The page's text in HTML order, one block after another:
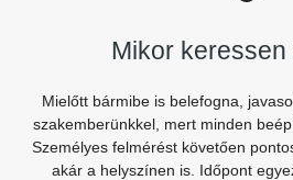
Mikor keressen
Mielőtt bármibe is belefogna,
szakemberünkkel, mert minden
Személyes felmérést követően
akár a helyszínen is. Időpont